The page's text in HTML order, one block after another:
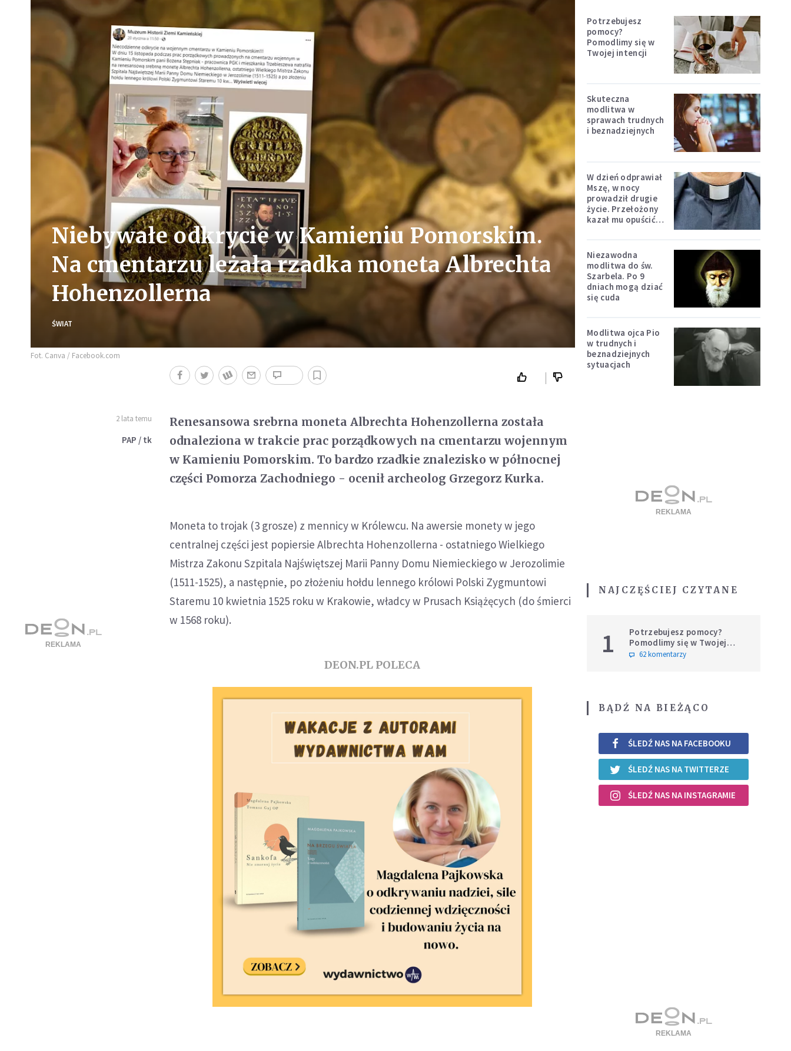
Niebywałe odkrycie w Kamieniu Pomorskim.
Na cmentarzu leżała rzadka moneta Albrechta
Hohenzollerna
ŚWIAT
Fot. Canva / Facebook.com
2 lata temu
PAP / tk
Renesansowa srebrna moneta Albrechta Hohenzollerna została
odnaleziona w trakcie prac porządkowych na cmentarzu wojennym
w Kamieniu Pomorskim. To bardzo rzadkie znalezisko w północnej
części Pomorza Zachodniego - ocenił archeolog Grzegorz Kurka.
Moneta to trojak (3 grosze) z mennicy w Królewcu. Na awersie monety w jego
centralnej części jest popiersie Albrechta Hohenzollerna - ostatniego Wielkiego
Mistrza Zakonu Szpitala Najświętszej Marii Panny Domu Niemieckiego w Jerozolimie
(1511-1525), a następnie, po złożeniu hołdu lennego królowi Polski Zygmuntowi
Staremu 10 kwietnia 1525 roku w Krakowie, władcy w Prusach Książęcych (do śmierci
w 1568 roku).
DEON.PL POLECA
Potrzebujesz
pomocy?
Pomodlimy się w
Twojej intencji
Skuteczna
modlitwa w
sprawach trudnych
i beznadziejnych
W dzień odprawiał
Mszę, w nocy
prowadził drugie
życie. Przełożony
kazał mu opuścić
Niezawodna
modlitwa do św.
Szarbela. Po 9
dniach mogą dziać
się cuda
Modlitwa ojca Pio
w trudnych i
beznadziejnych
sytuacjach
NAJCZĘŚCIEJ CZYTANE
1
Potrzebujesz pomocy?
Pomodlimy się w Twojej
intencji
62 komentarzy
BĄDŹ NA BIEŻĄCO
ŚLEDŹ NAS NA FACEBOOKU
ŚLEDŹ NAS NA TWITTERZE
ŚLEDŹ NAS NA INSTAGRAMIE